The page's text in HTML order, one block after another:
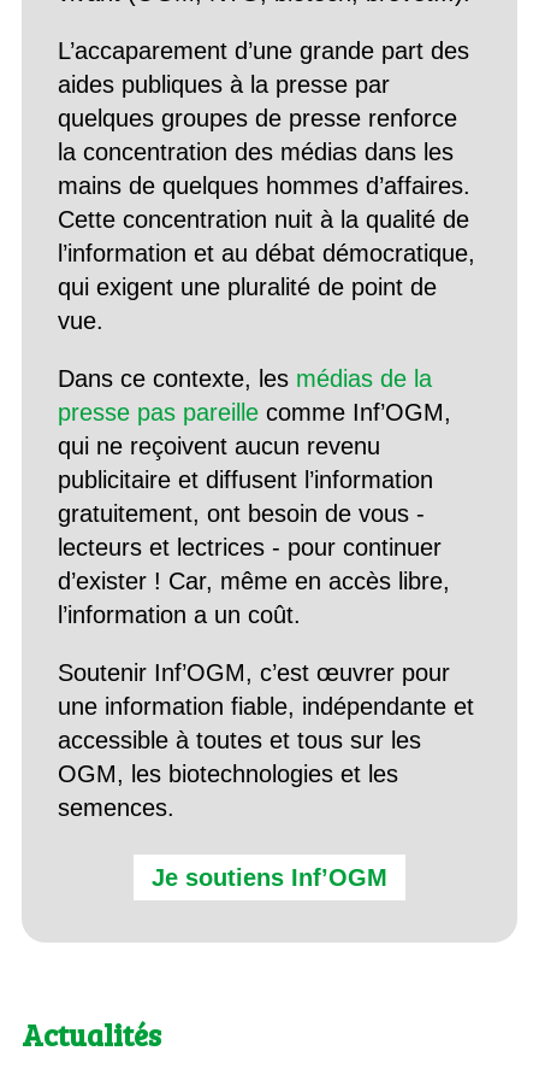
L’accaparement d’une grande part des
aides publiques à la presse par
quelques groupes de presse renforce
la concentration des médias dans les
mains de quelques hommes d’affaires.
Cette concentration nuit à la qualité de
l’information et au débat démocratique,
qui exigent une pluralité de point de
vue.
Dans ce contexte, les médias de la
presse pas pareillecomme Inf’OGM,
qui ne reçoivent aucun revenu
publicitaire et diffusent l’information
gratuitement, ont besoin de vous -
lecteurs et lectrices - pour continuer
d’exister ! Car, même en accès libre,
l’information a un coût.
Soutenir Inf’OGM, c’est œuvrer pour
une information fiable, indépendante et
accessible à toutes et tous sur les
OGM, les biotechnologies et les
semences.
Je soutiens Inf’OGM
Actualités